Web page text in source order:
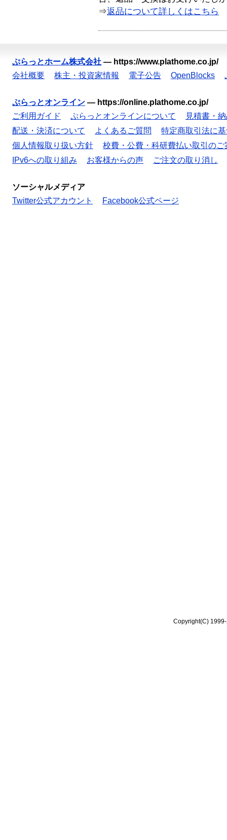
⇒返品について詳しくはこちら
ぷらっとホーム株式会社 — https://www.plathome.co.jp/
会社概要
株主・投資家情報 電子公告 OpenBlocks
ぷらっとオンライン — https://online.plathome.co.jp/
ご利用ガイド
ぷらっとオンラインについて
見積書・
配送・決済について
よくあるご質問
特定商取引法に
個人情報取り扱い方針
校費・公費・科研費払い取引のご
IPv6への取り組み
お客様からの声 ご注文の取り消し
ソーシャルメディア
Twitter公式アカウント
Facebook公式ページ
Copyright(C)